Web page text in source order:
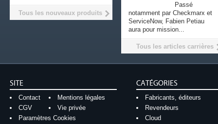
Passé
notamment par Checkmarx et
ServiceNow, Fabien Petiau
aura pour mission...
Tous les articles carrières
Tous les nouveaux produits
SITE
Contact
Mentions légales
CGV
Vie privée
Paramètres Cookies
CATÉGORIES
Fabricants, éditeurs
Revendeurs
Cloud